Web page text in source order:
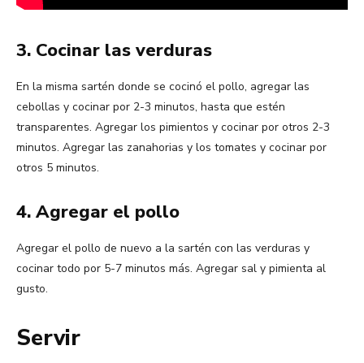
3. Cocinar las verduras
En la misma sartén donde se cocinó el pollo, agregar las
cebollas y cocinar por 2-3 minutos, hasta que estén
transparentes. Agregar los pimientos y cocinar por otros 2-3
minutos. Agregar las zanahorias y los tomates y cocinar por
otros 5 minutos.
4. Agregar el pollo
Agregar el pollo de nuevo a la sartén con las verduras y
cocinar todo por 5-7 minutos más. Agregar sal y pimienta al
gusto.
Servir